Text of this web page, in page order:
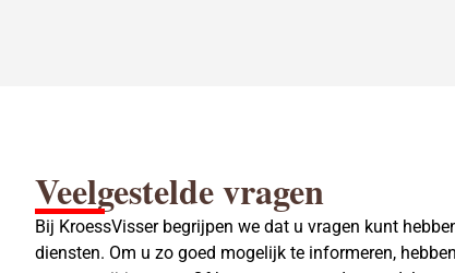
Veelgestelde vragen
Bij KroessVisser begrijpen we dat u vragen kunt
diensten. Om u zo goed mogelijk te informeren,